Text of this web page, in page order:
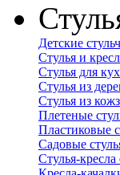
Детские
Стулья и
Стулья для
Стулья из
Стулья из
Плетеные
Пластиковые
Садовые
Стулья-